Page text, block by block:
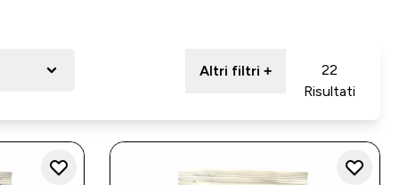
Altri filtri +
22
Risultati